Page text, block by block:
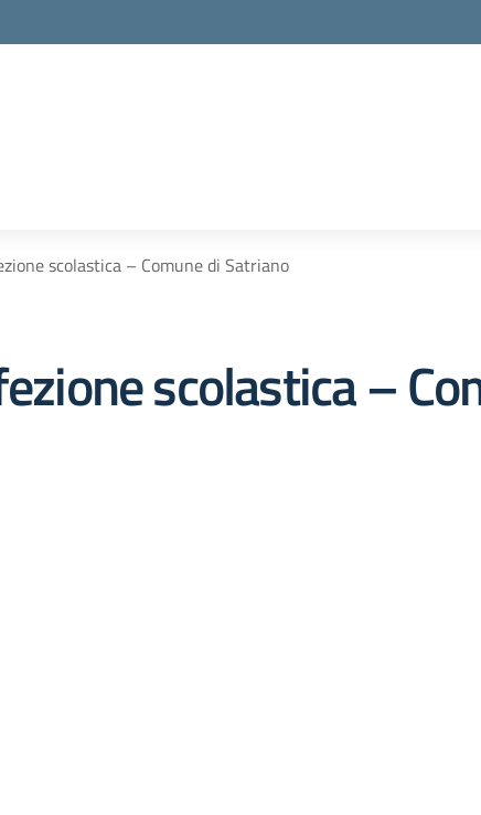
scolastica – Comune di Satriano
scolastica –